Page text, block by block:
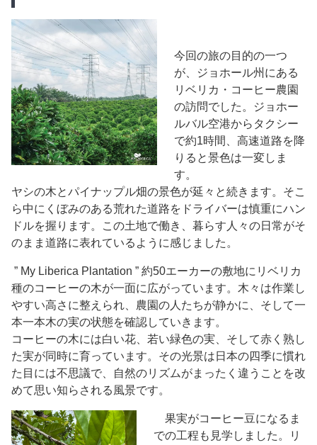
今回の旅の目的の一つ
が、ジョホール州にある
リベリカ・コーヒー農園
の訪問でした。ジョホー
ルバル空港からタクシー
で約1時間、高速道路を降
りると景色は一変しま
す。
ヤシの木とパイナップル畑の景色が延々と続きます。そこ
ら中にくぼみのある荒れた道路をドライバーは慎重にハン
ドルを握ります。この土地で働き、暮らす人々の日常がそ
のまま道路に表れているように感じました。
” My Liberica Plantation ” 約50エーカーの敷地にリベリカ
種のコーヒーの木が一面に広がっています。木々は作業し
やすい高さに整えられ、農園の人たちが静かに、そして一
本一本木の実の状態を確認していきます。
コーヒーの木には白い花、若い緑色の実、そして赤く熟し
た実が同時に育っています。その光景は日本の四季に慣れ
た目には不思議で、自然のリズムがまったく違うことを改
めて思い知らされる風景です。
果実がコーヒー豆になるま
での工程も見学しました。リ